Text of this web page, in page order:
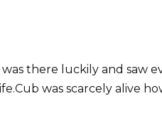
there luckily and saw
was scarcely alive